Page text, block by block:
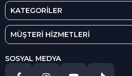
KATEGORİLER
MÜŞTERİ HİZMETLERİ
SOSYAL MEDYA